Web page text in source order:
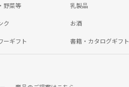
野菜等 乳製品
ク お酒
ーギフト 書籍・カタログギフト